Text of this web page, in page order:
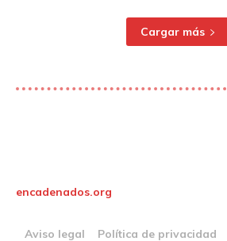
Cargar más
encadenados.org
Aviso legal Política de privacidad